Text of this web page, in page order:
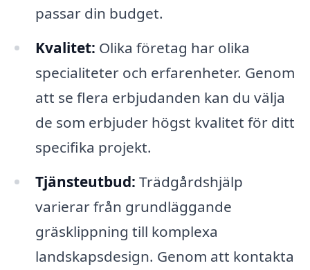
passar din budget.
Kvalitet: Olika företag har olika
specialiteter och erfarenheter. Genom
att se flera erbjudanden kan du välja
de som erbjuder högst kvalitet för ditt
specifika projekt.
Tjänsteutbud: Trädgårdshjälp
varierar från grundläggande
gräsklippning till komplexa
landskapsdesign. Genom att kontakta